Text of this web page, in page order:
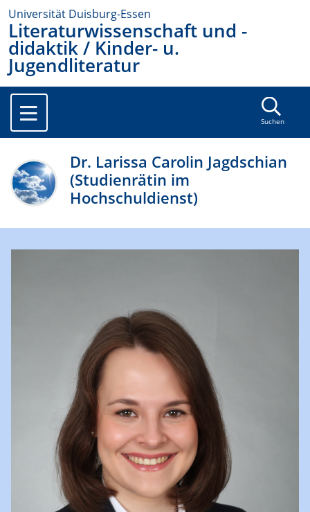
Universität Duisburg-Essen
Literaturwissenschaft und -
didaktik / Kinder- u.
Jugendliteratur
Suchen
Dr. Larissa Carolin Jagdschian
(Studienrätin im
Hochschuldienst)